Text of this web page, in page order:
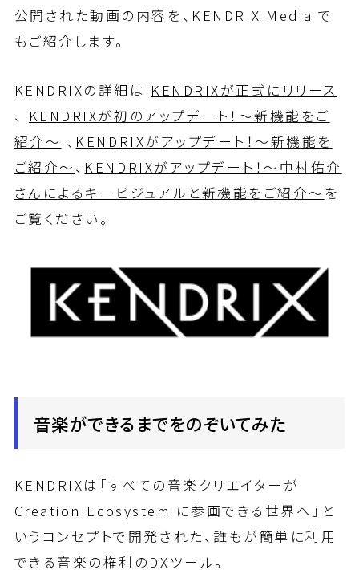
公開された動画の内容を、KENDRIX Media で
もご紹介します。
KENDRIXの詳細は KENDRIXが正式にリリース
、 KENDRIXが初のアップデート！～新機能をご
紹介～ 、 KENDRIXがアップデート！～新機能を
ご紹介～ 、 KENDRIXがアップデート！～中村佑介
さんによるキービジュアルと新機能をご紹介～ を
ご覧ください。
音楽ができるまでをのぞいてみた
KENDRIXは「すべての音楽クリエイターが
Creation Ecosystem に参画できる世界へ」と
いうコンセプトで開発された、誰もが簡単に利用
できる音楽の権利のDXツール。